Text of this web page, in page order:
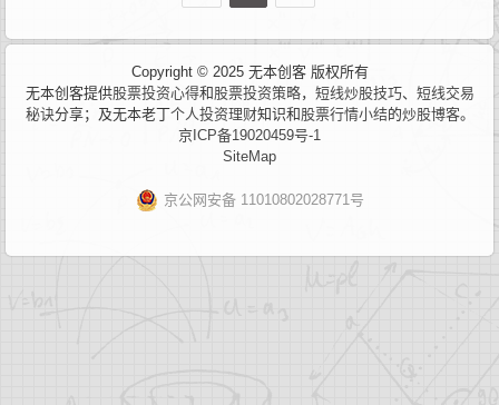
Copyright © 2025 无本创客 版权所有
无本创客提供股票投资心得和 股票投资策略， 短线炒股技巧、 短线交易
秘诀分享；及无本老丁个人投资理财知识和 股票行情小结的炒股博客。
京ICP备19020459号-1
SiteMap
京公网安备 11010802028771号